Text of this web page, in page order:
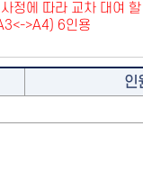
정에 따라 교차 대여
>A4) 6인용
인